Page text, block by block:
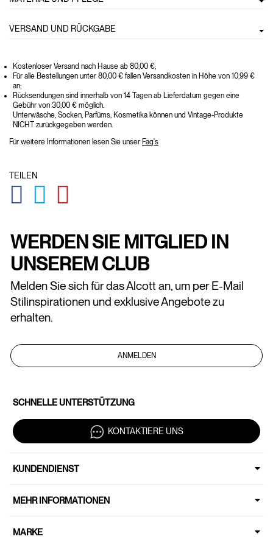
VERSAND UND RÜCKGABE
Kostenloser Versand nach Hause ab 80,00 €;
Für alle Bestellungen unter 80,00 € fallen Versandkosten in Höhe von 10,99 €
an;
Rücksendungen sind innerhalb von 14 Tagen ab Lieferdatum gegen eine
Gebühr von 30,00 € möglich.
Unterwäsche, Socken, Parfüms, Kosmetika können und Vintage-Produkte
NICHT zurückgegeben werden.
Für weitere Informationen lesen Sie unser Faq's
TEILEN
GLOBAL.SOCIALSHARE.FACEBOOK
GLOBAL.SOCIALSHARE.TWITTER
WERDEN SIE MITGLIED IN
UNSEREM CLUB
Melden Sie sich für das Alcott an, um per E-Mail
Stilinspirationen und exklusive Angebote zu
erhalten.
ANMELDEN
SCHNELLE UNTERSTÜTZUNG
KONTAKTIERE UNS
KUNDENDIENST
MEHR INFORMATIONEN
MARKE